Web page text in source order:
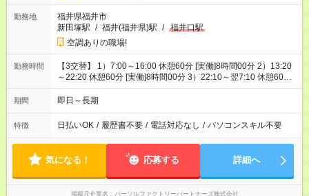
勤務地
福井県福井市
新田塚駅 / 福井(福井県)駅 / 福井口駅
空調ありの職場!
勤務時間
【3交替】 1）7:00～16:00 休憩60分 [実働]8時間00分 2）13:20
～22:20 休憩60分 [実働]8時間00分 3）22:10～翌7:10 休憩60
分 [実働]8時間00分
期間 即日～長期
特徴 日払いOK / 履歴書不要 / 電話対応なし / パソコンスキル不要
気になる！ 応募する 詳細へ
掲載元企業名 パーソルファクトリーパートナーズ株式会社